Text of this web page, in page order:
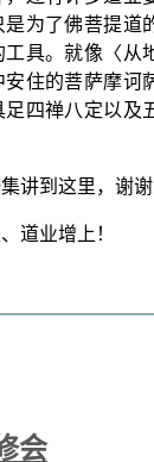
为了佛菩提道
具。就像〈从
住的菩萨摩诃
四禅八定以及
讲到这里，谢谢
道业增上！
会